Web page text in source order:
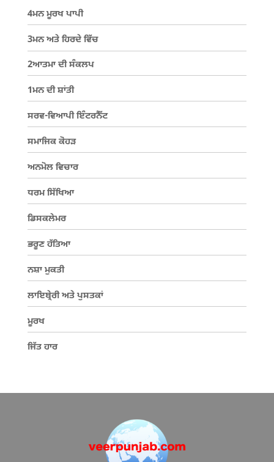
4ਮਨ ਮੂਰਖ ਪਾਪੀ
3ਮਨ ਅਤੇ ਹਿਰਦੇ ਵਿੱਚ
2ਆਤਮਾ ਦੀ ਸੰਕਲਪ
1ਮਨ ਦੀ ਸ਼ਾਂਤੀ
ਸਰਵ-ਵਿਆਪੀ ਇੰਟਰਨੈੱਟ
ਸਮਾਜਿਕ ਕੋਹੜ
ਅਨਮੋਲ ਵਿਚਾਰ
ਧਰਮ ਸਿੱਖਿਆ
ਡਿਸਕਲੇਮਰ
ਭਰੂਣ ਹੱਤਿਆ
ਨਸ਼ਾ ਮੁਕਤੀ
ਲਾਇਬ੍ਰੇਰੀ ਅਤੇ ਪੁਸਤਕਾਂ
ਮੂਰਖ
ਜਿੱਤ ਹਾਰ